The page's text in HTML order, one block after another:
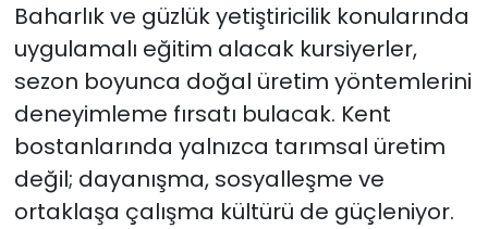
Baharlık ve güzlük yetiştiricilik konularında
uygulamalı eğitim alacak kursiyerler,
sezon boyunca doğal üretim yöntemlerini
deneyimleme fırsatı bulacak. Kent
bostanlarında yalnızca tarımsal üretim
değil; dayanışma, sosyalleşme ve
ortaklaşa çalışma kültürü de güçleniyor.